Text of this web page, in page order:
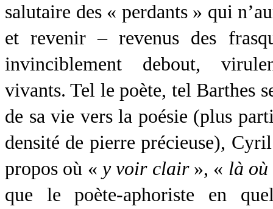
salutaire des « perdants » qui
et revenir – revenus des
invinciblement debout,
vivants. Tel le poète, tel Barthes
de sa vie vers la poésie (plus
densité de pierre précieuse),
propos où « y voir clair», « là où
que le poète-aphoriste en